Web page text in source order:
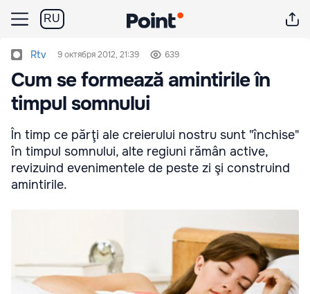
RU
Rtv 9 октября 2012, 21:39 639
Cum se formează amintirile în
timpul somnului
În timp ce părţi ale creierului nostru sunt "închise"
în timpul somnului, alte regiuni rămân active,
revizuind evenimentele de peste zi şi construind
amintirile.